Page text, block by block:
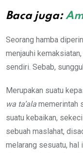
Baca juga:
Seorang hamba
menjauhi
sendiri. Sebab,
Merupakan suatu
wa ta’ala memerintah
suatu kebaikan,
sebuah maslahat,
melarang sesuatu, hal